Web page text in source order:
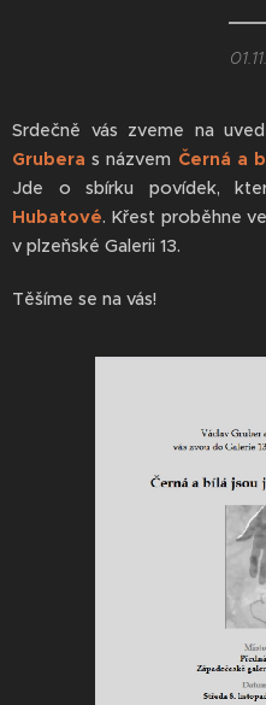
Srdečně vás zveme na
Grubera s názvem Černá a
Jde o sbírku povídek,
Hubatové. Křest proběhne
v plzeňské Galerii 13.
Těšíme se na vás!